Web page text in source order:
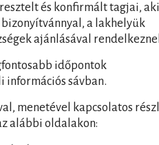
és konfirmált tagjai,
a lakhelyük
ajánlásával
időpontok
sávban.
menetével kapcsolatos
alábbi oldalakon: